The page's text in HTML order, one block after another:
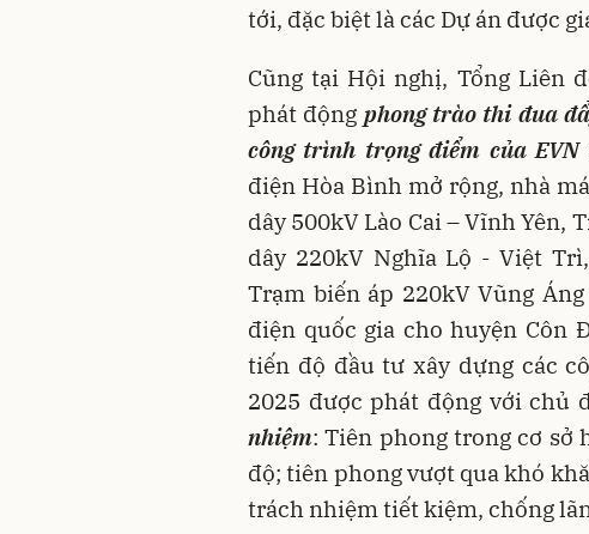
tới, đặc biệt là các Dự án được
Cũng tại Hội nghị, Tổng Liên
phát động phong trào thi đua
công trình trọng điểm của EVN
điện Hòa Bình mở rộng, nhà
dây 500kV Lào Cai – Vĩnh Yên,
dây 220kV Nghĩa Lộ - Việt
Trạm biến áp 220kV Vũng
điện quốc gia cho huyện Côn
tiến độ đầu tư xây dựng các
2025 được phát động với chủ
nhiệm: Tiên phong trong cơ sở
độ; tiên phong vượt qua khó
trách nhiệm tiết kiệm, chống